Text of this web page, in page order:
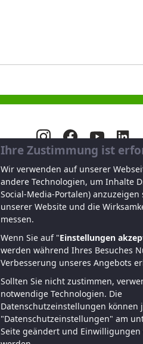
Unterstützen Sie
Spenden und
Ihre Zustimmung ist
Wir verwenden auf unserer
andere Technologien, um Inhalte
Social-Media-Portalen)
unserer Website und die
messen.
Wenn Sie auf "Einstellungen
werden während Ihres Besuches
Verbesserung unseres Angebots
Sollten Sie nicht zustimmen,
notwendige Technologien. Die
Datenschutzeinstellungen können
"Datenschutzeinstellungen" am
Seite geändert und